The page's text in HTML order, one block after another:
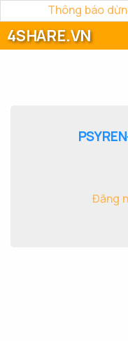
Thông báo
4SHARE.VN
Đăng